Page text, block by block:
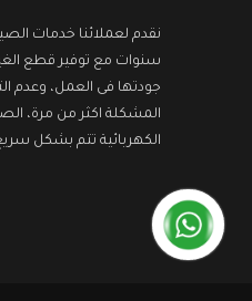
نقدم لعملائنا خدمات
سنوات مع توفير قطع
جودتها فى العمل، وعدم
المشكلة اكثر من مرة،
الكهربائية تتم بشكل